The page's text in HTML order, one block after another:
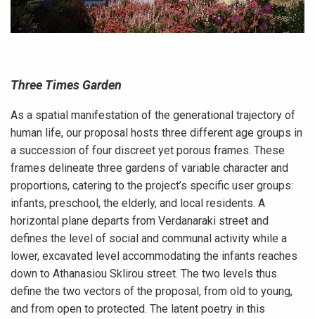
Three Times Garden
As a spatial manifestation of the generational trajectory of
human life, our proposal hosts three different age groups in
a succession of four discreet yet porous frames. These
frames delineate three gardens of variable character and
proportions, catering to the project’s specific user groups:
infants, preschool, the elderly, and local residents. A
horizontal plane departs from Verdanaraki street and
defines the level of social and communal activity while a
lower, excavated level accommodating the infants reaches
down to Athanasiou Sklirou street. The two levels thus
define the two vectors of the proposal, from old to young,
and from open to protected. The latent poetry in this